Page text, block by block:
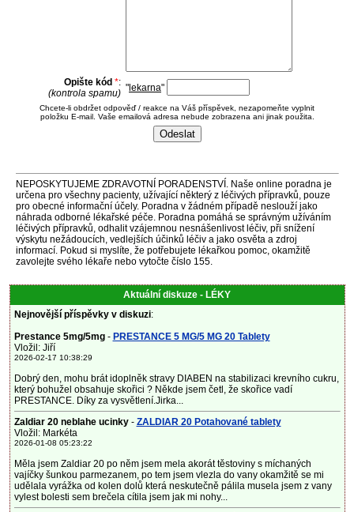
Opište kód *:
(kontrola spamu) " lekarna"
Chcete-li obdržet odpověď / reakce na Váš příspěvek, nezapomeňte vyplnit
položku E-mail. Vaše emailová adresa nebude zobrazena ani jinak použita.
NEPOSKYTUJEME ZDRAVOTNÍ PORADENSTVÍ. Naše online poradna je
určena pro všechny pacienty, užívající některý z léčivých přípravků, pouze
pro obecné informační účely. Poradna v žádném případě neslouží jako
náhrada odborné lékařské péče. Poradna pomáhá se správným užíváním
léčivých přípravků, odhalit vzájemnou nesnášenlivost léčiv, při snížení
výskytu nežádoucích, vedlejších účinků léčiv a jako osvěta a zdroj
informací. Pokud si myslíte, že potřebujete lékařkou pomoc, okamžitě
zavolejte svého lékaře nebo vytočte číslo 155.
Aktuální diskuze - LÉKY
Nejnovější příspěvky v diskuzi:
Prestance 5mg/5mg- PRESTANCE 5 MG/5 MG 20 Tablety
Vložil: Jiří
2026-02-17 10:38:29
Dobrý den, mohu brát idoplněk stravy DIABEN na stabilizaci krevního cukru,
který bohužel obsahuje skořici ? Někde jsem četl, že skořice vadí
PRESTANCE. Díky za vysvětlení.Jirka...
Zaldiar 20 neblahe ucinky- ZALDIAR 20 Potahované tablety
Vložil: Markéta
2026-01-08 05:23:22
Měla jsem Zaldiar 20 po něm jsem mela akorát těstoviny s míchaných
vajíčky šunkou parmezanem, po tem jsem vlezla do vany okamžitě se mi
udělala vyrážka od kolen dolů která neskutečně pálila musela jsem z vany
vylest bolesti sem brečela cítila jsem jak mi nohy...